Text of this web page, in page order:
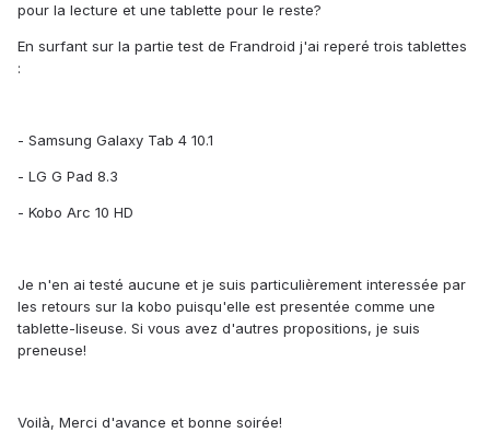
pour la lecture et une tablette pour le reste?
En surfant sur la partie test de Frandroid j'ai reperé trois tablettes
:
- Samsung Galaxy Tab 4 10.1
- LG G Pad 8.3
- Kobo Arc 10 HD
Je n'en ai testé aucune et je suis particulièrement interessée par
les retours sur la kobo puisqu'elle est presentée comme une
tablette-liseuse. Si vous avez d'autres propositions, je suis
preneuse!
Voilà, Merci d'avance et bonne soirée!